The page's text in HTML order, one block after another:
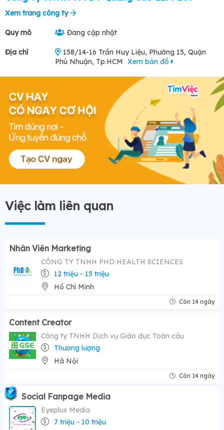
Xem trang công ty
Quy mô Đang cập nhật
Địa chỉ
158/14-16 Trần Huy Liệu, Phường 15, Quận
Phú Nhuận, Tp.HCM Xem bản đồ
Việc làm liên quan
Nhân Viên Marketing
CÔNG TY TNHH PHD HEALTH SCIENCES
12 triệu - 15 triệu
Hồ Chí Minh
Còn 14 ngày
Content Creator
Công ty TNHH Dịch vụ Giáo dục Toàn cầu
Thương lượng
Hà Nội
Còn 14 ngày
Social Fanpage Media
Eyeplus Media
7 triệu - 10 triệu